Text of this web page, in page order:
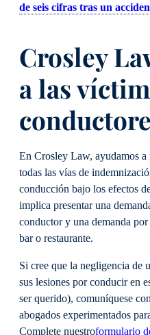
de seis cifras tras un
Crosley
a las
En Crosley Law, ayudamos a
todas las vías de
conducción bajo los efectos
implica presentar una
conductor y una demanda
bar o restaurante.
Si cree que la negligencia de
sus lesiones por conducir en
ser querido), comuníquese
abogados experimentados
Complete nuestroformulario